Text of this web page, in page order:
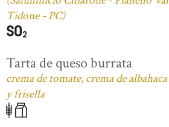
Tidone - PC)
Tarta de queso burrata
crema de tomate, crema de albahaca
y frisella